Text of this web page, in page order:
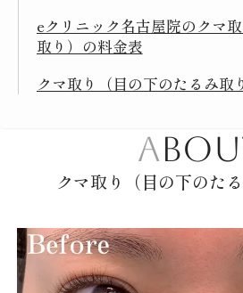
eクリニック名古屋院のクマ
取り）の料金表
クマ取り（目の下のたるみ取
クマ取り（目の下のた